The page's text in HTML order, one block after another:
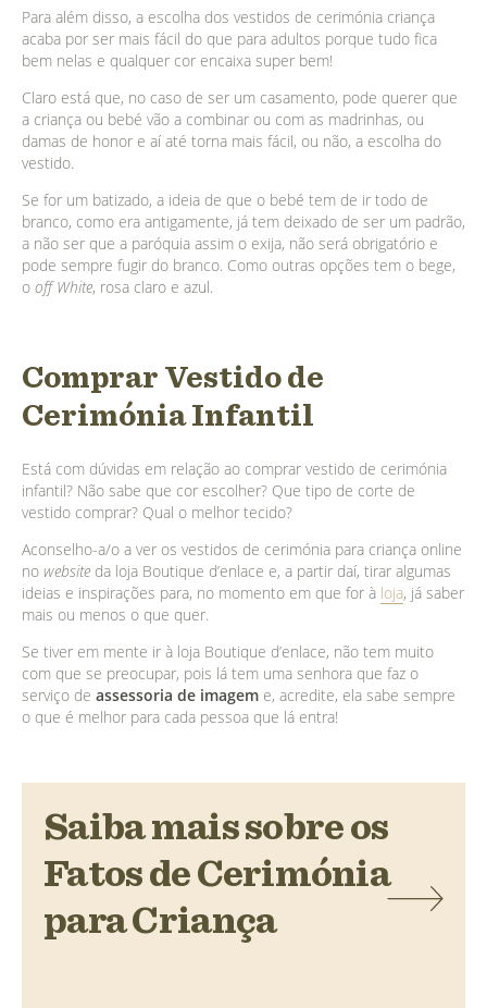
Para além disso, a escolha dos vestidos de cerimónia criança
acaba por ser mais fácil do que para adultos porque tudo fica
bem nelas e qualquer cor encaixa super bem!
Claro está que, no caso de ser um casamento, pode querer que
a criança ou bebé vão a combinar ou com as madrinhas, ou
damas de honor e aí até torna mais fácil, ou não, a escolha do
vestido.
Se for um batizado, a ideia de que o bebé tem de ir todo de
branco, como era antigamente, já tem deixado de ser um padrão,
a não ser que a paróquia assim o exija, não será obrigatório e
pode sempre fugir do branco. Como outras opções tem o bege,
o off White, rosa claro e azul.
Comprar Vestido de
Cerimónia Infantil
Está com dúvidas em relação ao comprar vestido de cerimónia
infantil? Não sabe que cor escolher? Que tipo de corte de
vestido comprar? Qual o melhor tecido?
Aconselho-a/o a ver os vestidos de cerimónia para criança online
no website da loja Boutique d’enlace e, a partir daí, tirar algumas
ideias e inspirações para, no momento em que for à loja, já saber
mais ou menos o que quer.
Se tiver em mente ir à loja Boutique d’enlace, não tem muito
com que se preocupar, pois lá tem uma senhora que faz o
serviço de assessoria de imagem e, acredite, ela sabe sempre
o que é melhor para cada pessoa que lá entra!
Saiba mais sobre os
Fatos de Cerimónia
para Criança